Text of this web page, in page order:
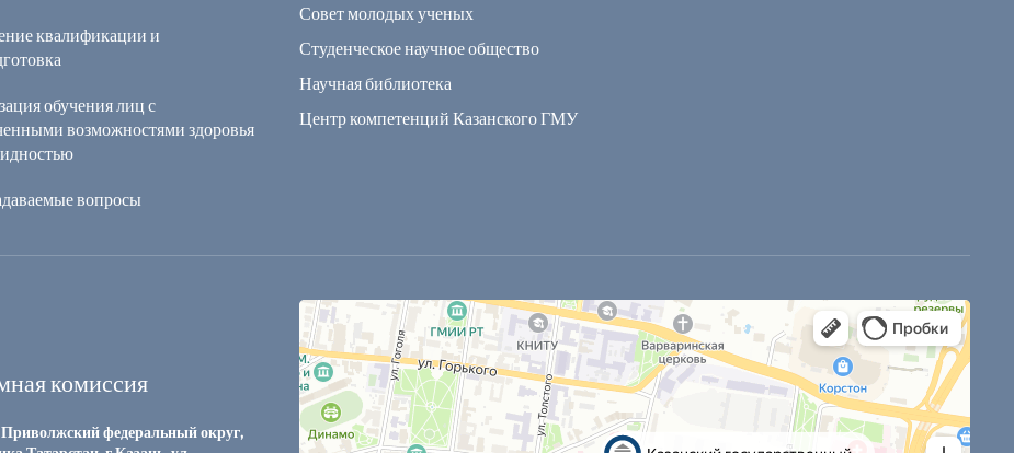
квалификации и
обучения лиц с
возможностями здоровья
вопросы
Совет молодых ученых
Студенческое научное общество
Научная библиотека
Центр компетенций Казанского ГМУ
комиссия
федеральный округ,